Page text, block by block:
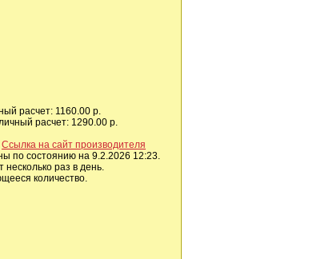
расчет: 1160.00 р.
расчет: 1290.00 р.
Ссылка на сайт производителя
по состоянию на 9.2.2026 12:23.
раз в день.
количество.